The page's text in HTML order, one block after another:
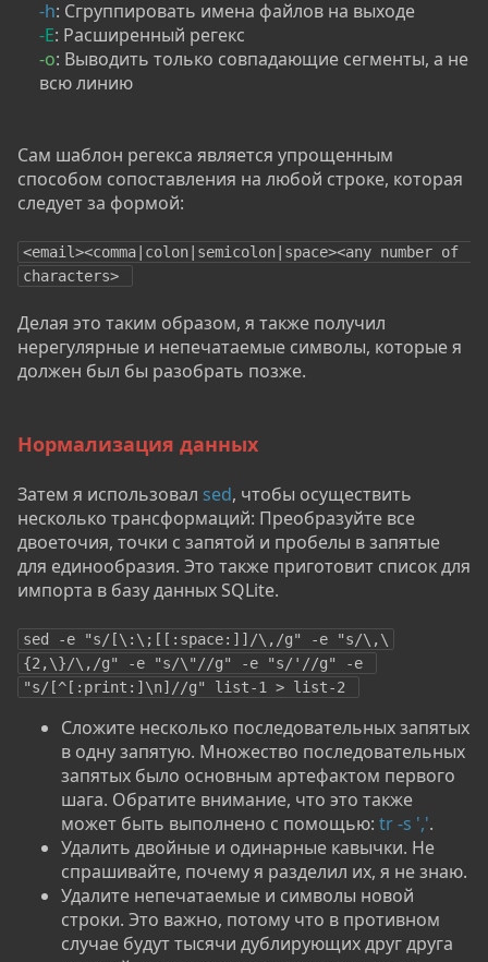
-h: Сгруппировать имена файлов на выходе​
-E: Расширенный регекс​
-o: Выводить только совпадающие сегменты, а не
всю линию​
Сам шаблон регекса является упрощенным
способом сопоставления на любой строке, которая
следует за формой:
<email><comma|colon|semicolon|space><any number of
characters>
Делая это таким образом, я также получил
нерегулярные и непечатаемые символы, которые я
должен был бы разобрать позже.
Нормализация данных
Затем я использовал sed, чтобы осуществить
несколько трансформаций: Преобразуйте все
двоеточия, точки с запятой и пробелы в запятые
для единообразия. Это также приготовит список для
импорта в базу данных SQLite.
sed -e "s/[\:\;[[:space:]]/\,/g" -e "s/\,\
{2,\}/\,/g" -e "s/\"//g" -e "s/'//g" -e
"s/[^[:print:]\n]//g" list-1 > list-2
Сложите несколько последовательных запятых
в одну запятую. Множество последовательных
запятых было основным артефактом первого
шага. Обратите внимание, что это также
может быть выполнено с помощью: tr -s ','.
Удалить двойные и одинарные кавычки. Не
спрашивайте, почему я разделил их, я не знаю.
Удалите непечатаемые и символы новой
строки. Это важно, потому что в противном
случае будут тысячи дублирующих друг друга